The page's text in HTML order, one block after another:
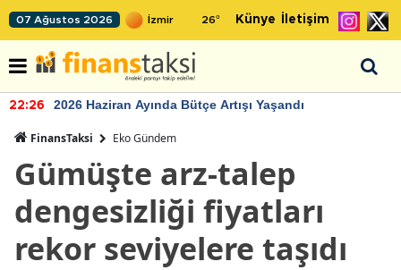
07 Ağustos 2026 26° Künye İletişim
22:26 2026 Haziran Ayında Bütçe Artışı Yaşandı
FinansTaksi Eko Gündem
Gümüşte arz-talep
dengesizliği fiyatları
rekor seviyelere taşıdı